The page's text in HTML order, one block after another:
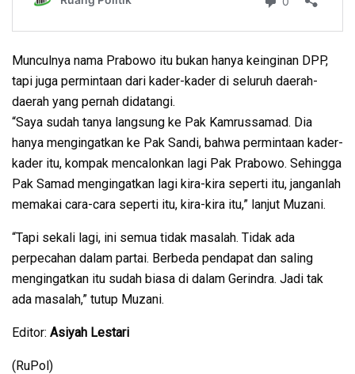
Munculnya nama Prabowo itu bukan hanya keinginan DPP,
tapi juga permintaan dari kader-kader di seluruh daerah-
daerah yang pernah didatangi.
“Saya sudah tanya langsung ke Pak Kamrussamad. Dia
hanya mengingatkan ke Pak Sandi, bahwa permintaan kader-
kader itu, kompak mencalonkan lagi Pak Prabowo. Sehingga
Pak Samad mengingatkan lagi kira-kira seperti itu, janganlah
memakai cara-cara seperti itu, kira-kira itu,” lanjut Muzani.
“Tapi sekali lagi, ini semua tidak masalah. Tidak ada
perpecahan dalam partai. Berbeda pendapat dan saling
mengingatkan itu sudah biasa di dalam Gerindra. Jadi tak
ada masalah,” tutup Muzani.
Editor: Asiyah Lestari
(RuPol)